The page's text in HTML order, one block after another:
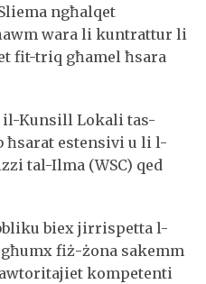
ngħalqet
wara li kuntrattur li
fit-triq għamel ħsara
il-Kunsill Lokali tas-
ħsarat estensivi u li l-
tal-Ilma (WSC) qed
biex jirrispetta l-
fiż-żona sakemm
kompetenti